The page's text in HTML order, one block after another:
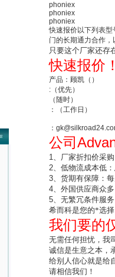
phoniex
phoniex
phoniex
快速报价以下列表
门的长期通力合作
只要这个厂家还存
快速报价
产品：顾凯（）
:（优先）
（随时）
：（工作日）
：
公司
1、厂家折扣价采
2、低物流成本低
3、货期有保障：
4、外国供应商众
5、无繁冗条件服
希而科是您的*选
我们要的
无需任何担忧，我
诚信是生意之本，
给别人信心就是给
请相信我们！